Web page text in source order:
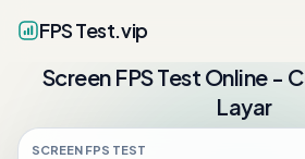
FPS Test.vip
Screen FPS Test Online -
Layar
SCREEN FPS TEST